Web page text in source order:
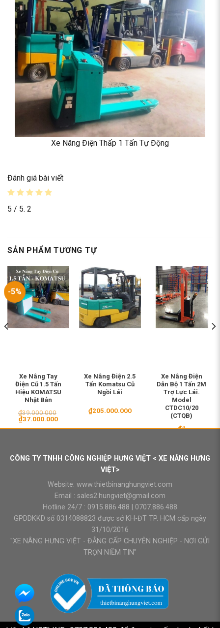
Xe Nâng Điện Thấp 1 Tấn Tự Động
Đánh giá bài viết
5 / 5. 2
SẢN PHẨM TƯƠNG TỰ
-5%
Xe Nâng Tay
Điện Cũ 1.5 Tấn
Hiệu KOMATSU
Nhật Bản
₫39.000.000
Giá
gốc
là:
₫37.000.000Giá
tại
Xe Nâng Điện 2.5
Tấn Komatsu Cũ
Ngồi Lái
₫205.000.000
Xe Nâng Điện
Dẫn Bộ 1 Tấn 2M
Trợ Lực Lái.
Model
CTDC10/20
(CTQB)
₫1
CÔNG TY TNHH CÔNG NGHIỆP HƯNG VIỆT < XE NÂNG HƯNG
VIỆT>
Website: www.thietbinanghungviet.com
Email : sales2.hungviet@gmail.com
Hotline 24/7 : 0915.886.488
0707.886.488
GPDDKKD số 0314088823 được sở KH-ĐT TP. HCM cấp ngày
31/10/2016
"XE NÂNG HƯNG VIỆT - ĐẲNG CẤP CHUYÊN NGHIỆP - NƠI GỬI
TRỌN NIỀM TIN"